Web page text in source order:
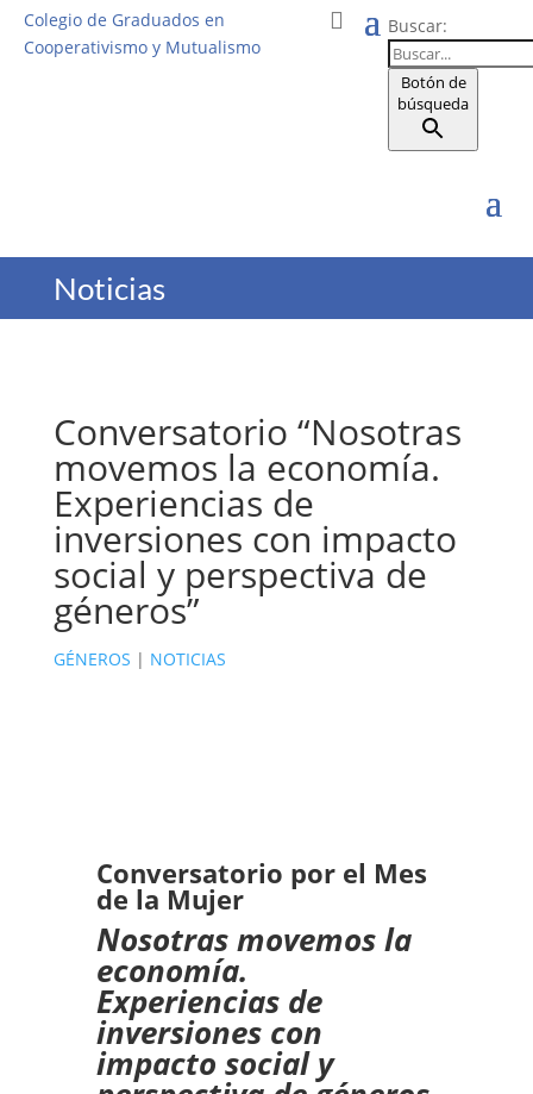
Colegio de Graduados en
Cooperativismo y Mutualismo
Buscar:
Botón de
búsqueda
Noticias
Conversatorio “Nosotras
movemos la economía.
Experiencias de
inversiones con impacto
social y perspectiva de
géneros”
GÉNEROS | NOTICIAS
Conversatorio por el Mes
de la Mujer
Nosotras movemos la
economía.
Experiencias de
inversiones con
impacto social y